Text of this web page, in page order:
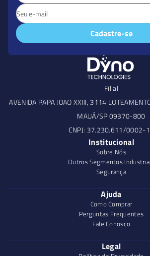
Cadastre-se
Filial
AVENIDA PAPA JOAO XXIII, 3114
MAUÁ/SP 09370-800
CNPJ: 37.230.611/0002-
Institucional
Sobre Nós
Outros Segmentos
Segurança
Ajuda
Como Comprar
Perguntas Frequentes
Fale Conosco
Legal